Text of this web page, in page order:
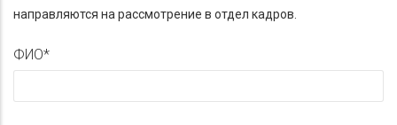
направляются на рассмотрение в отдел кадров.
ФИО